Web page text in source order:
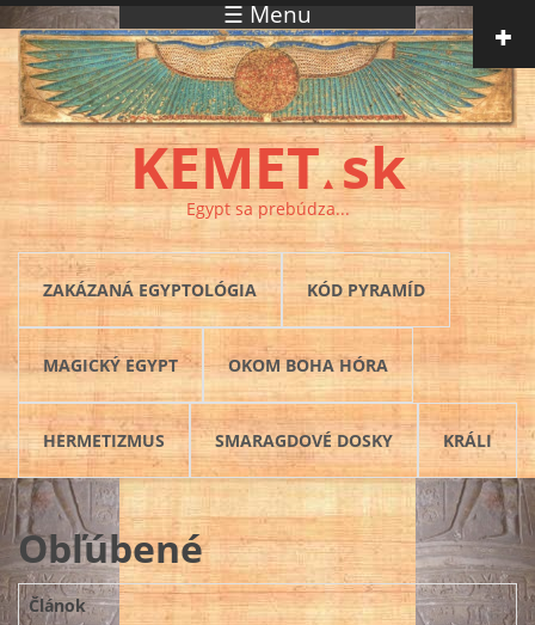
Skočiť na hlavný obsah ☰ Menu
KEMET▲ sk
Egypt sa prebúdza...
ZAKÁZANÁ EGYPTOLÓGIA KÓD PYRAMÍD
MAGICKÝ EGYPT OKOM BOHA HÓRA
HERMETIZMUS SMARAGDOVÉ DOSKY KRÁLI
Obľúbené
Článok